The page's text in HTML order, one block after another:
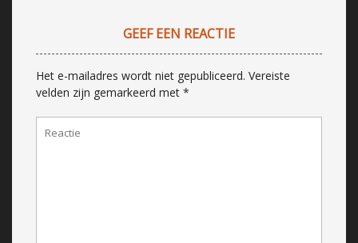
GEEF EEN REACTIE
Het e-mailadres wordt niet gepubliceerd. Vereiste
velden zijn gemarkeerd met *